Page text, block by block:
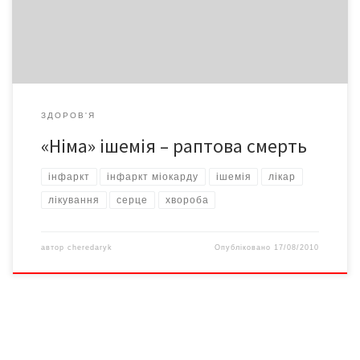
ЗДОРОВ'Я
«Німа» ішемія – раптова смерть
інфаркт інфаркт міокарду ішемія лікар
лікування серце хвороба
автор cheredaryk Опубліковано 17/08/2010